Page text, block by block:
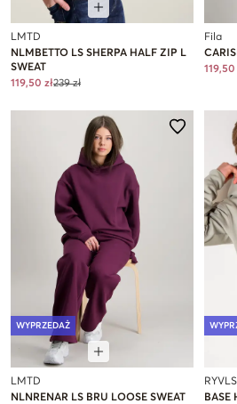
LMTD
NLMBETTO LS SHERPA HALF ZIP L
SWEAT
119,50 zł239 zł
Fila
119,50
WYPRZEDAŻ
LMTD
NLNRENAR LS BRU LOOSE SWEAT
RYVLS
BASE